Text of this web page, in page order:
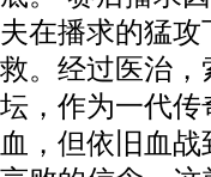
夫在播求的猛
救。经过医治
坛，作为一代
血，但依旧血